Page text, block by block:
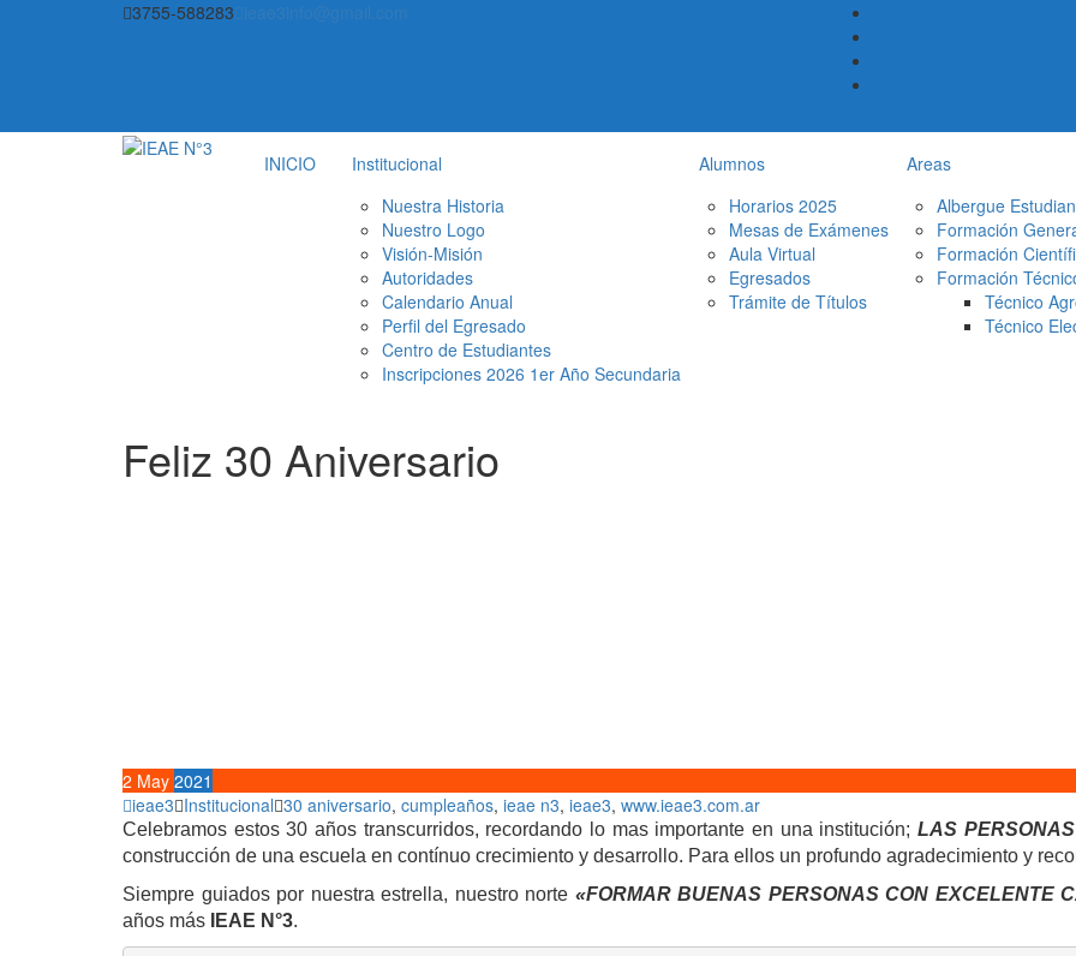
3755-588283
INICIO
Institucional
Nuestra Historia
Nuestro Logo
Visión-Misión
Autoridades
Calendario Anual
Perfil del Egresado
Centro de Estudiantes
Inscripciones 2026 1er Año Secundaria
Alumnos
Horarios 2025
Mesas de Exámenes
Aula Virtual
Egresados
Trámite de Títulos
Areas
Albergue
Formación
Formación
Formación
Técnico
Técnico
Feliz 30 Aniversario
2 May 2021
ieae3 Institucional 30 aniversario, cumpleaños, ieae n3, ieae3, www.ieae3.com.ar
Celebramos estos 30 años transcurridos, recordando lo mas importante en una institución; LAS PERSONAS
construcción de una escuela en contínuo crecimiento y desarrollo. Para ellos un profundo agradecimiento y
Siempre guiados por nuestra estrella, nuestro norte «FORMAR BUENAS PERSONAS CON EXCELENTE
años más
IEAE N°3.